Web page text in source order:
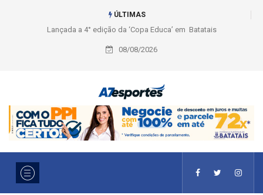
ÚLTIMAS
em Batatais Liga 2026: Equipes rompem com a LABE na Série
08/08/2026